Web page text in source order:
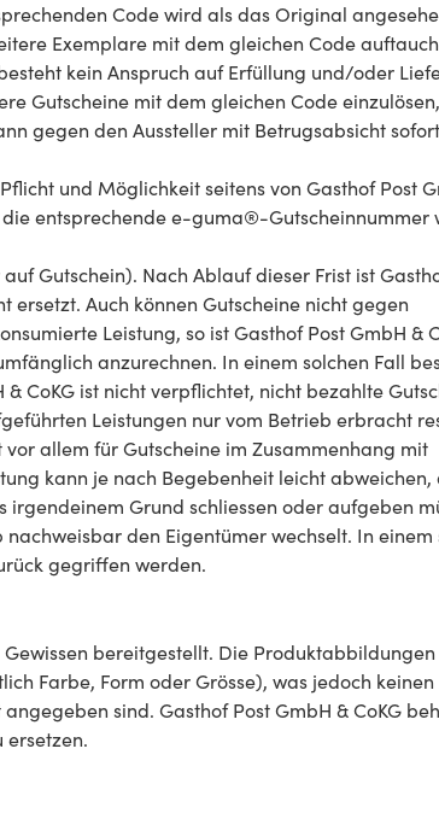
Code wird als das Original
Exemplare mit dem gleichen Code
kein Anspruch auf Erfüllung und/oder
Gutscheine mit dem gleichen Code
gegen den Aussteller mit Betrugsabsicht
und Möglichkeit seitens von Gasthof Post
entsprechende e-guma®-Gutscheinnummer
Gutschein). Nach Ablauf dieser Frist ist
ersetzt. Auch können Gutscheine nicht gegen
Leistung, so ist Gasthof Post GmbH &
anzurechnen. In einem solchen Fall
CoKG ist nicht verpflichtet, nicht bezahlte
Leistungen nur vom Betrieb erbracht
allem für Gutscheine im Zusammenhang mit
kann je nach Begebenheit leicht
Grund schliessen oder aufgeben
den Eigentümer wechselt. In einem
gegriffen werden.
bereitgestellt. Die
Farbe, Form oder Grösse), was jedoch
sind. Gasthof Post GmbH & CoKG
ersetzen.